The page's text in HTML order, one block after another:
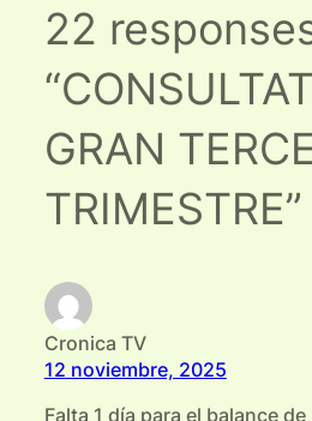
22
GRAN
TRIMESTRE”
Cronica TV
12 noviembre, 2025
Falta 1 día para el balance de